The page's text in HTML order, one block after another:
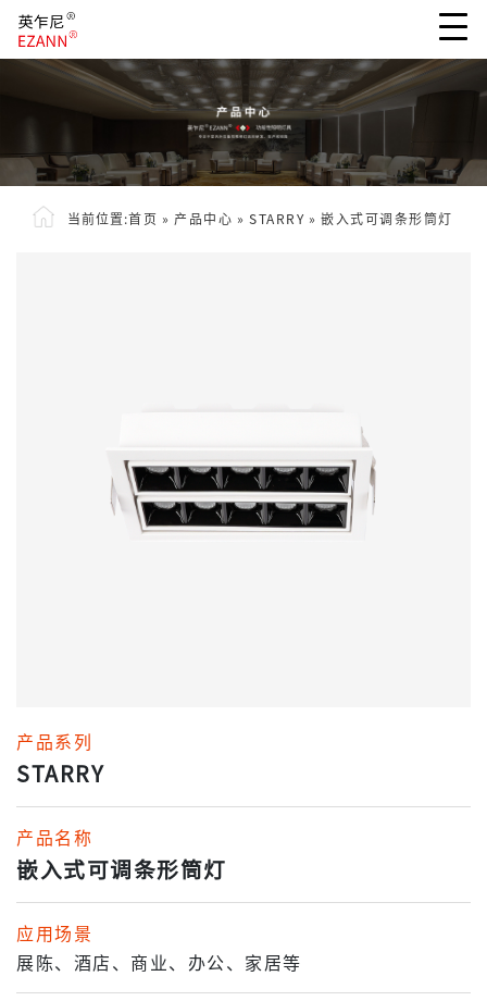
当前位置:首页 » 产品中心 » STARRY » 嵌入式可调条形筒灯
产品系列
STARRY
产品名称
嵌入式可调条形筒灯
应用场景
展陈、酒店、商业、办公、家居等